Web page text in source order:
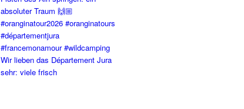
Wir lieben das Département Jura
sehr: viele frisch